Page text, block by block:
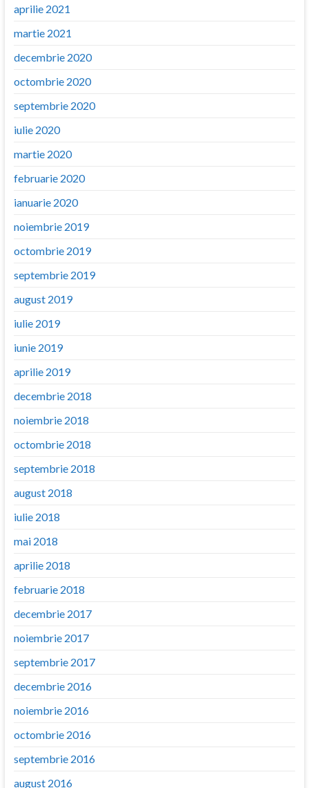
aprilie 2021
martie 2021
decembrie 2020
octombrie 2020
septembrie 2020
iulie 2020
martie 2020
februarie 2020
ianuarie 2020
noiembrie 2019
octombrie 2019
septembrie 2019
august 2019
iulie 2019
iunie 2019
aprilie 2019
decembrie 2018
noiembrie 2018
octombrie 2018
septembrie 2018
august 2018
iulie 2018
mai 2018
aprilie 2018
februarie 2018
decembrie 2017
noiembrie 2017
septembrie 2017
decembrie 2016
noiembrie 2016
octombrie 2016
septembrie 2016
august 2016